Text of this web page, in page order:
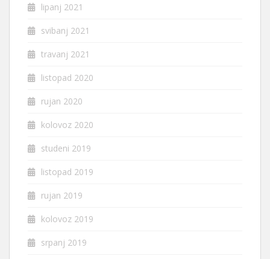
lipanj 2021
svibanj 2021
travanj 2021
listopad 2020
rujan 2020
kolovoz 2020
studeni 2019
listopad 2019
rujan 2019
kolovoz 2019
srpanj 2019